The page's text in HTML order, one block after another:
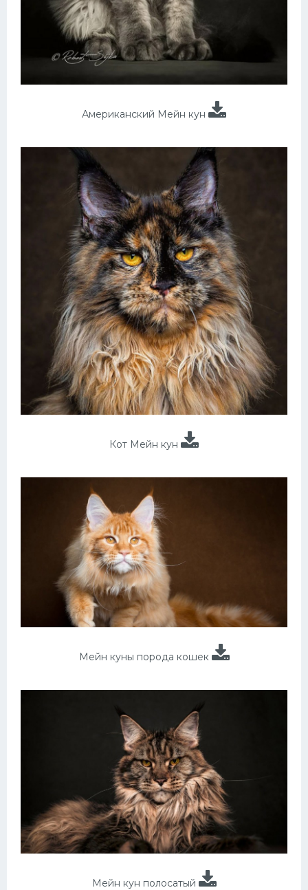
Американский Мейн кун
Кот Мейн кун
Мейн куны порода кошек
Мейн кун полосатый